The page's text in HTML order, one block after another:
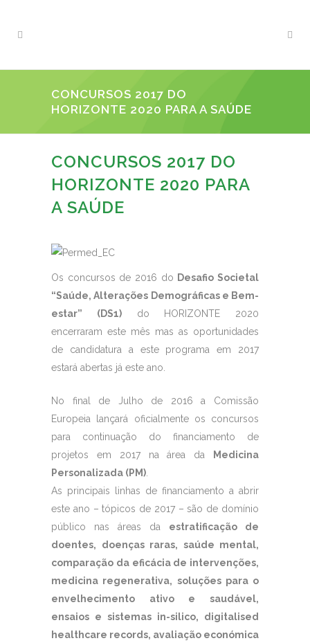
CONCURSOS 2017 DO
HORIZONTE 2020 PARA A SAÚDE
CONCURSOS 2017 DO
HORIZONTE 2020 PARA
A SAÚDE
Os concursos de 2016 do Desafio Societal
“Saúde, Alterações Demográficas e Bem-
estar” (DS1)do HORIZONTE 2020
encerraram este mês mas as oportunidades
de candidatura a este programa em 2017
estará abertas já este ano.
No final de Julho de 2016 a Comissão
Europeia lançará oficialmente os concursos
para continuação do financiamento de
projetos em 2017 na área da
Medicina
Personalizada (PM)
As principais linhas de financiamento a abrir
este ano – tópicos de 2017 – são de domínio
público nas áreas da estratificação de
doentes, doenças raras, saúde mental,
comparação da eficácia de intervenções,
medicina regenerativa, soluções para o
envelhecimento ativo e saudável,
ensaios e sistemas in-silico, digitalised
healthcare records, avaliação económica